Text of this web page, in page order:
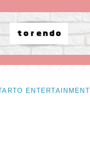
ENTERTAINMENT